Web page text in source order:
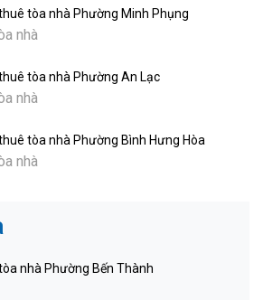
tòa nhà Phường Minh Phụng
nhà
tòa nhà Phường An Lạc
nhà
tòa nhà Phường Bình Hưng Hòa
nhà
nhà Phường Bến Thành